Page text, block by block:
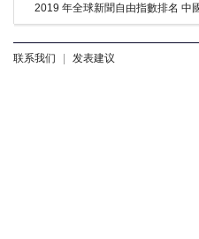
2019 年全球新聞自由指數排名 中
联系我们 发表建议